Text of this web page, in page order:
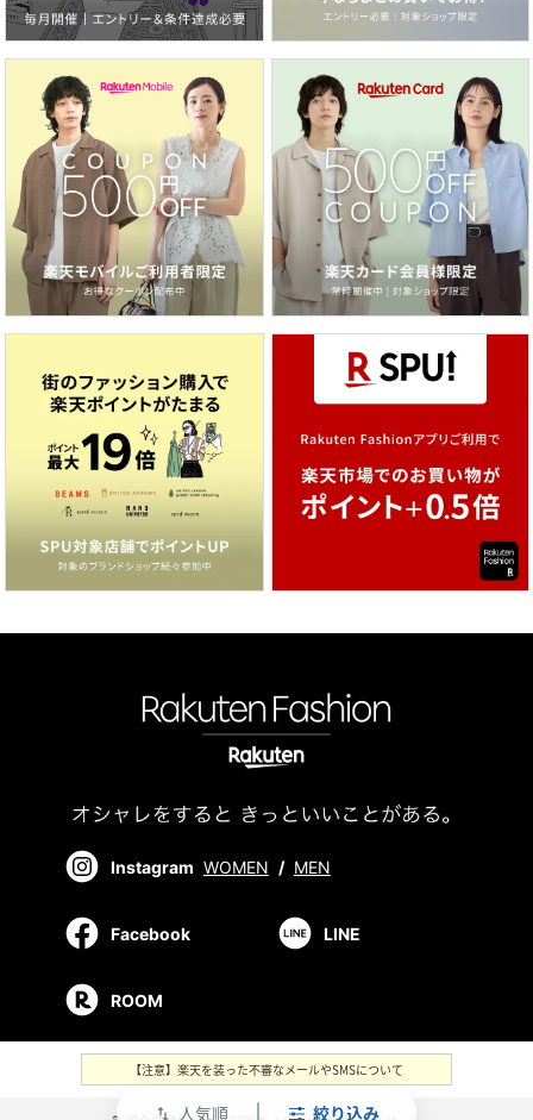
swap_vert 人気順 絞り込み
Instagram WOMEN / MEN
Facebook LINE
ROOM
【注意】楽天を装った不審なメールやSMSについて